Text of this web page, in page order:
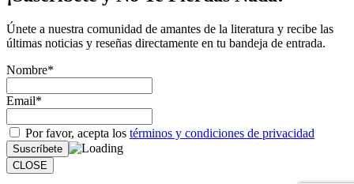
Únete a nuestra comunidad de amantes de la literatura y recibe las
últimas noticias y reseñas directamente en tu bandeja de entrada.
Nombre*
Email*
Por favor, acepta los términos y condiciones de privacidad
CLOSE